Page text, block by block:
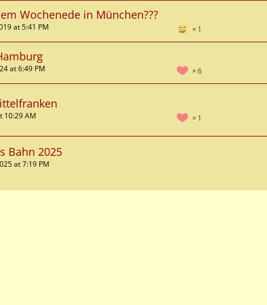
Wochenede in München???
1
at 5:41 PM
6
at 6:49 PM
1
10:29 AM
Bahn 2025
at 7:19 PM